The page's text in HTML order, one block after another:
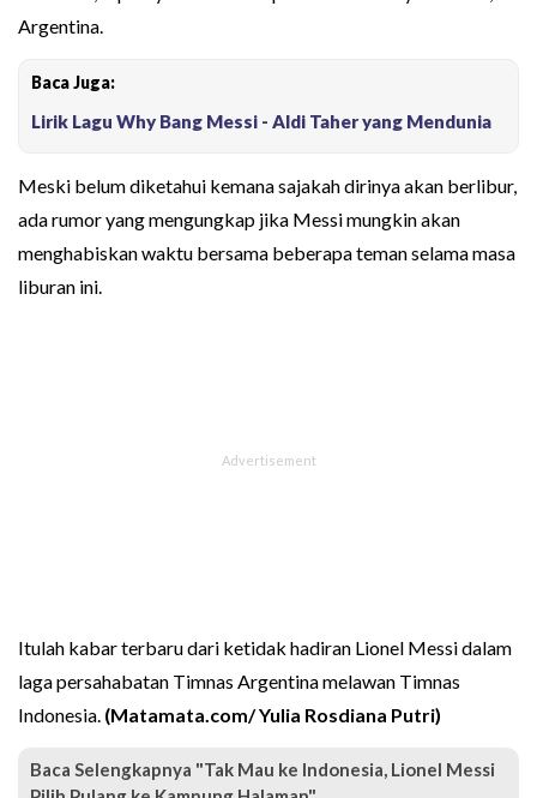
Argentina.
Baca Juga:
Lirik Lagu Why Bang Messi - Aldi Taher yang Mendunia
Meski belum diketahui kemana sajakah dirinya akan berlibur,
ada rumor yang mengungkap jika Messi mungkin akan
menghabiskan waktu bersama beberapa teman selama masa
liburan ini.
Itulah kabar terbaru dari ketidak hadiran Lionel Messi dalam
laga persahabatan Timnas Argentina melawan Timnas
Indonesia. (Matamata.com/ Yulia Rosdiana Putri)
Baca Selengkapnya "Tak Mau ke Indonesia, Lionel Messi